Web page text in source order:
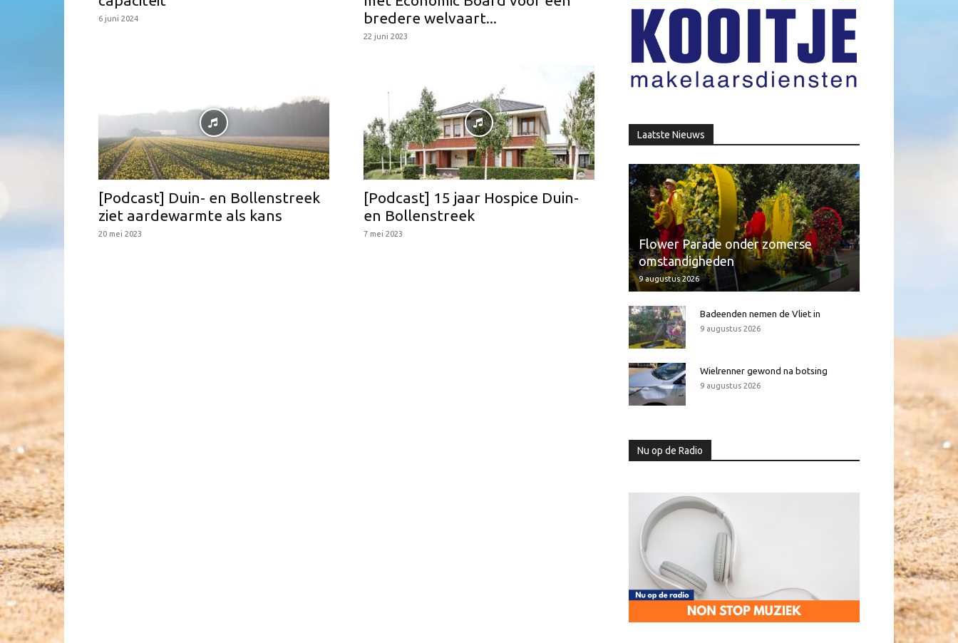
6 juni 2024
bredere welvaart...
22 juni 2023
[Podcast] Duin- en Bollenstreek
ziet aardewarmte als kans
20 mei 2023
[Podcast] 15 jaar Hospice Duin-
en Bollenstreek
7 mei 2023
Laatste Nieuws
Flower Parade onder zomerse
omstandigheden
9 augustus 2026
Badeenden nemen de Vliet in
9 augustus 2026
Wielrenner gewond na botsing
9 augustus 2026
Nu op de Radio